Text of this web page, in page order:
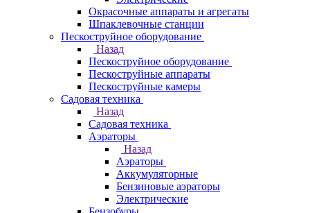
Окрасочные аппараты и агрегаты
Шпаклевочные станции
Пескоструйное оборудование
Назад
Пескоструйное оборудование
Пескоструйные аппараты
Пескоструйные камеры
Садовая техника
Назад
Садовая техника
Аэраторы
Назад
Аэраторы
Аккумуляторные
Бензиновые аэраторы
Электрические